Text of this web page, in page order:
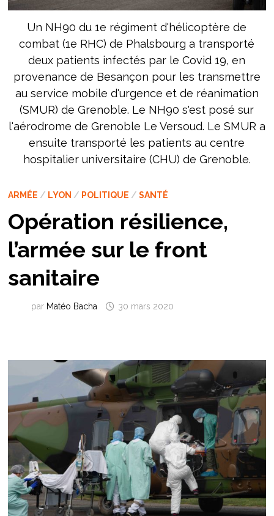
Un NH90 du 1e régiment d'hélicoptère de
combat (1e RHC) de Phalsbourg a transporté
deux patients infectés par le Covid 19, en
provenance de Besançon pour les transmettre
au service mobile d'urgence et de réanimation
(SMUR) de Grenoble. Le NH90 s'est posé sur
l'aérodrome de Grenoble Le Versoud. Le SMUR a
ensuite transporté les patients au centre
hospitalier universitaire (CHU) de Grenoble.
ARMÉE / LYON / POLITIQUE / SANTÉ
Opération résilience,
l’armée sur le front
sanitaire
par Matéo Bacha 30 mars 2020